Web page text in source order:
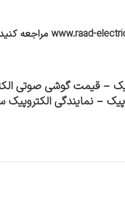
www.raad- مراجعه
– قیمت گوشی صوتی
– نمایندگی الکتروپیک